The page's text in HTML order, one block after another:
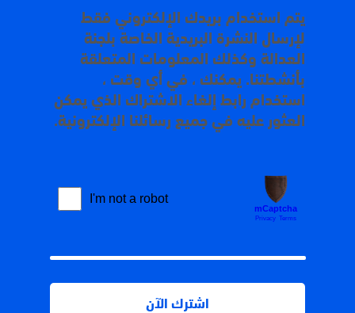
يتم استخدام بريدك الإلكتروني فقط
لإرسال النشرة البريدية الخاصة بلجنة
العدالة وكذلك المعلومات المتعلقة
بأنشطتنا. يمكنك ، في أي وقت ،
استخدام رابط إلغاء الاشتراك الذي يمكن
العثور عليه في جميع رسائلنا الإلكترونية.